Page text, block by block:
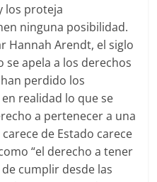
los proteja
ninguna posibilidad.
Hannah Arendt, el siglo
se apela a los derechos
perdido los
realidad lo que se
a pertenecer a una
de Estado carece
“el derecho a tener
cumplir desde las